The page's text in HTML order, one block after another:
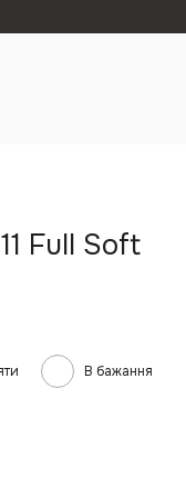
Full Soft
В бажання